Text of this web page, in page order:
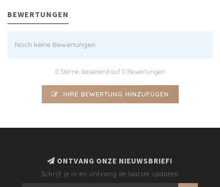
BEWERTUNGEN
Noch keine Bewertungen
0 Sterne, basierend auf 0 Bewertungen
IHRE BEWERTUNG HINZUFÜGEN
ONTVANG ONZE NIEUWSBRIEF!
Schrijf je in en ontvang de laatste updates!